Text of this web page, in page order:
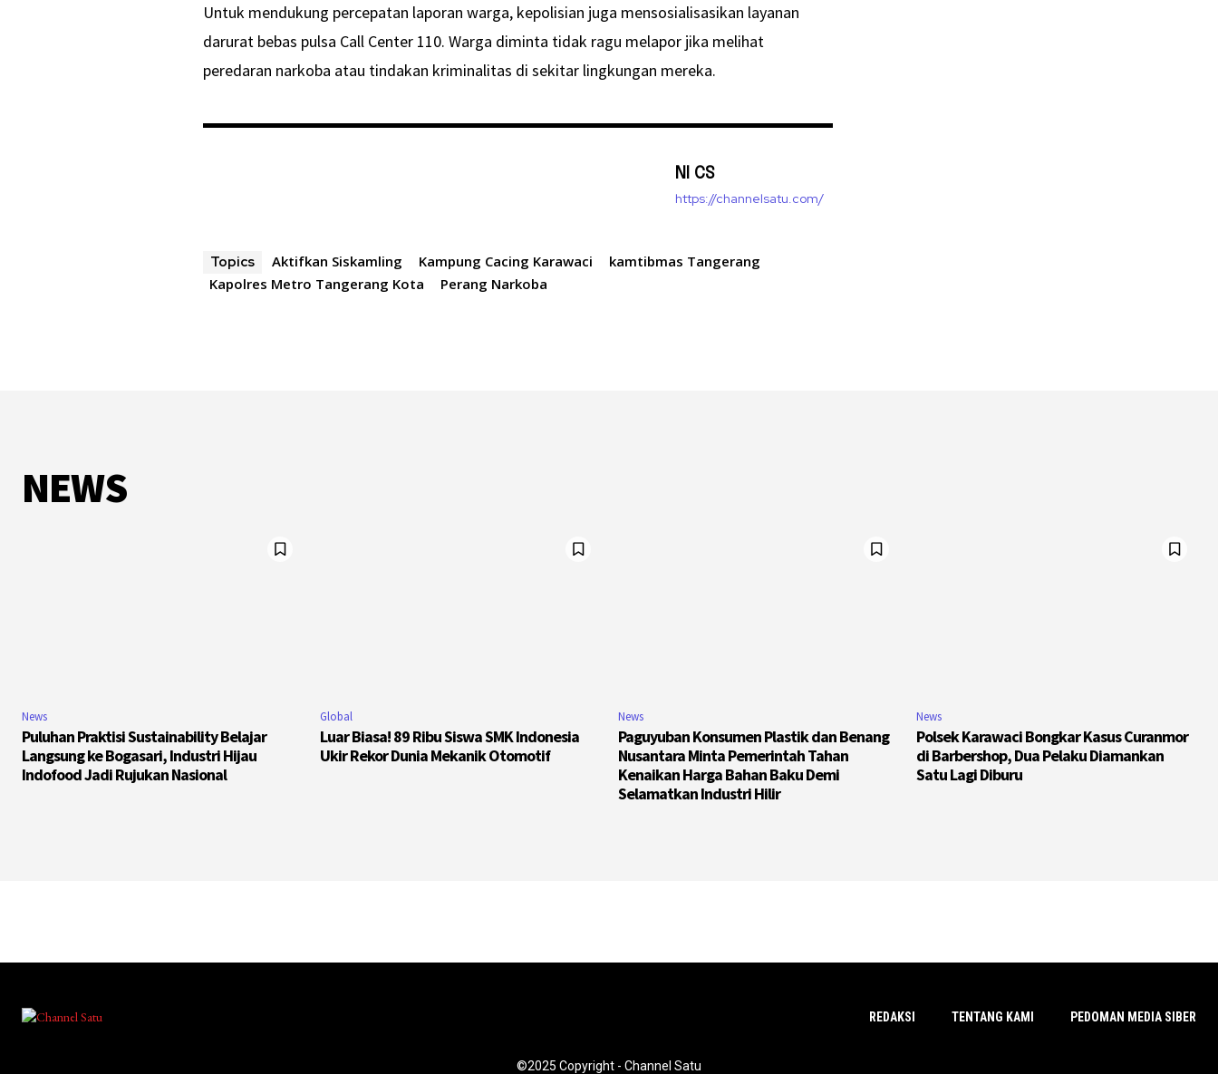
Untuk mendukung percepatan laporan warga, kepolisian juga mensosialisasikan layanan
darurat bebas pulsa Call Center 110. Warga diminta tidak ragu melapor jika melihat
peredaran narkoba atau tindakan kriminalitas di sekitar lingkungan mereka.
NI CS
https://channelsatu.com/
Topics Aktifkan Siskamling Kampung Cacing Karawaci
kamtibmas Tangerang
Kapolres Metro Tangerang Kota
Perang Narkoba
NEWS
News
Puluhan Praktisi Sustainability Belajar
Langsung ke Bogasari, Industri Hijau
Indofood Jadi Rujukan Nasional
Global
Luar Biasa! 89 Ribu Siswa SMK Indonesia
Ukir Rekor Dunia Mekanik Otomotif
News
Paguyuban Konsumen Plastik dan Benang
Nusantara Minta Pemerintah Tahan
Kenaikan Harga Bahan Baku Demi
Selamatkan Industri Hilir
News
Polsek Karawaci Bongkar Kasus Curanmor
di Barbershop, Dua Pelaku Diamankan
Satu Lagi Diburu
REDAKSI TENTANG KAMI PEDOMAN MEDIA SIBER
©2025 Copyright - Channel Satu